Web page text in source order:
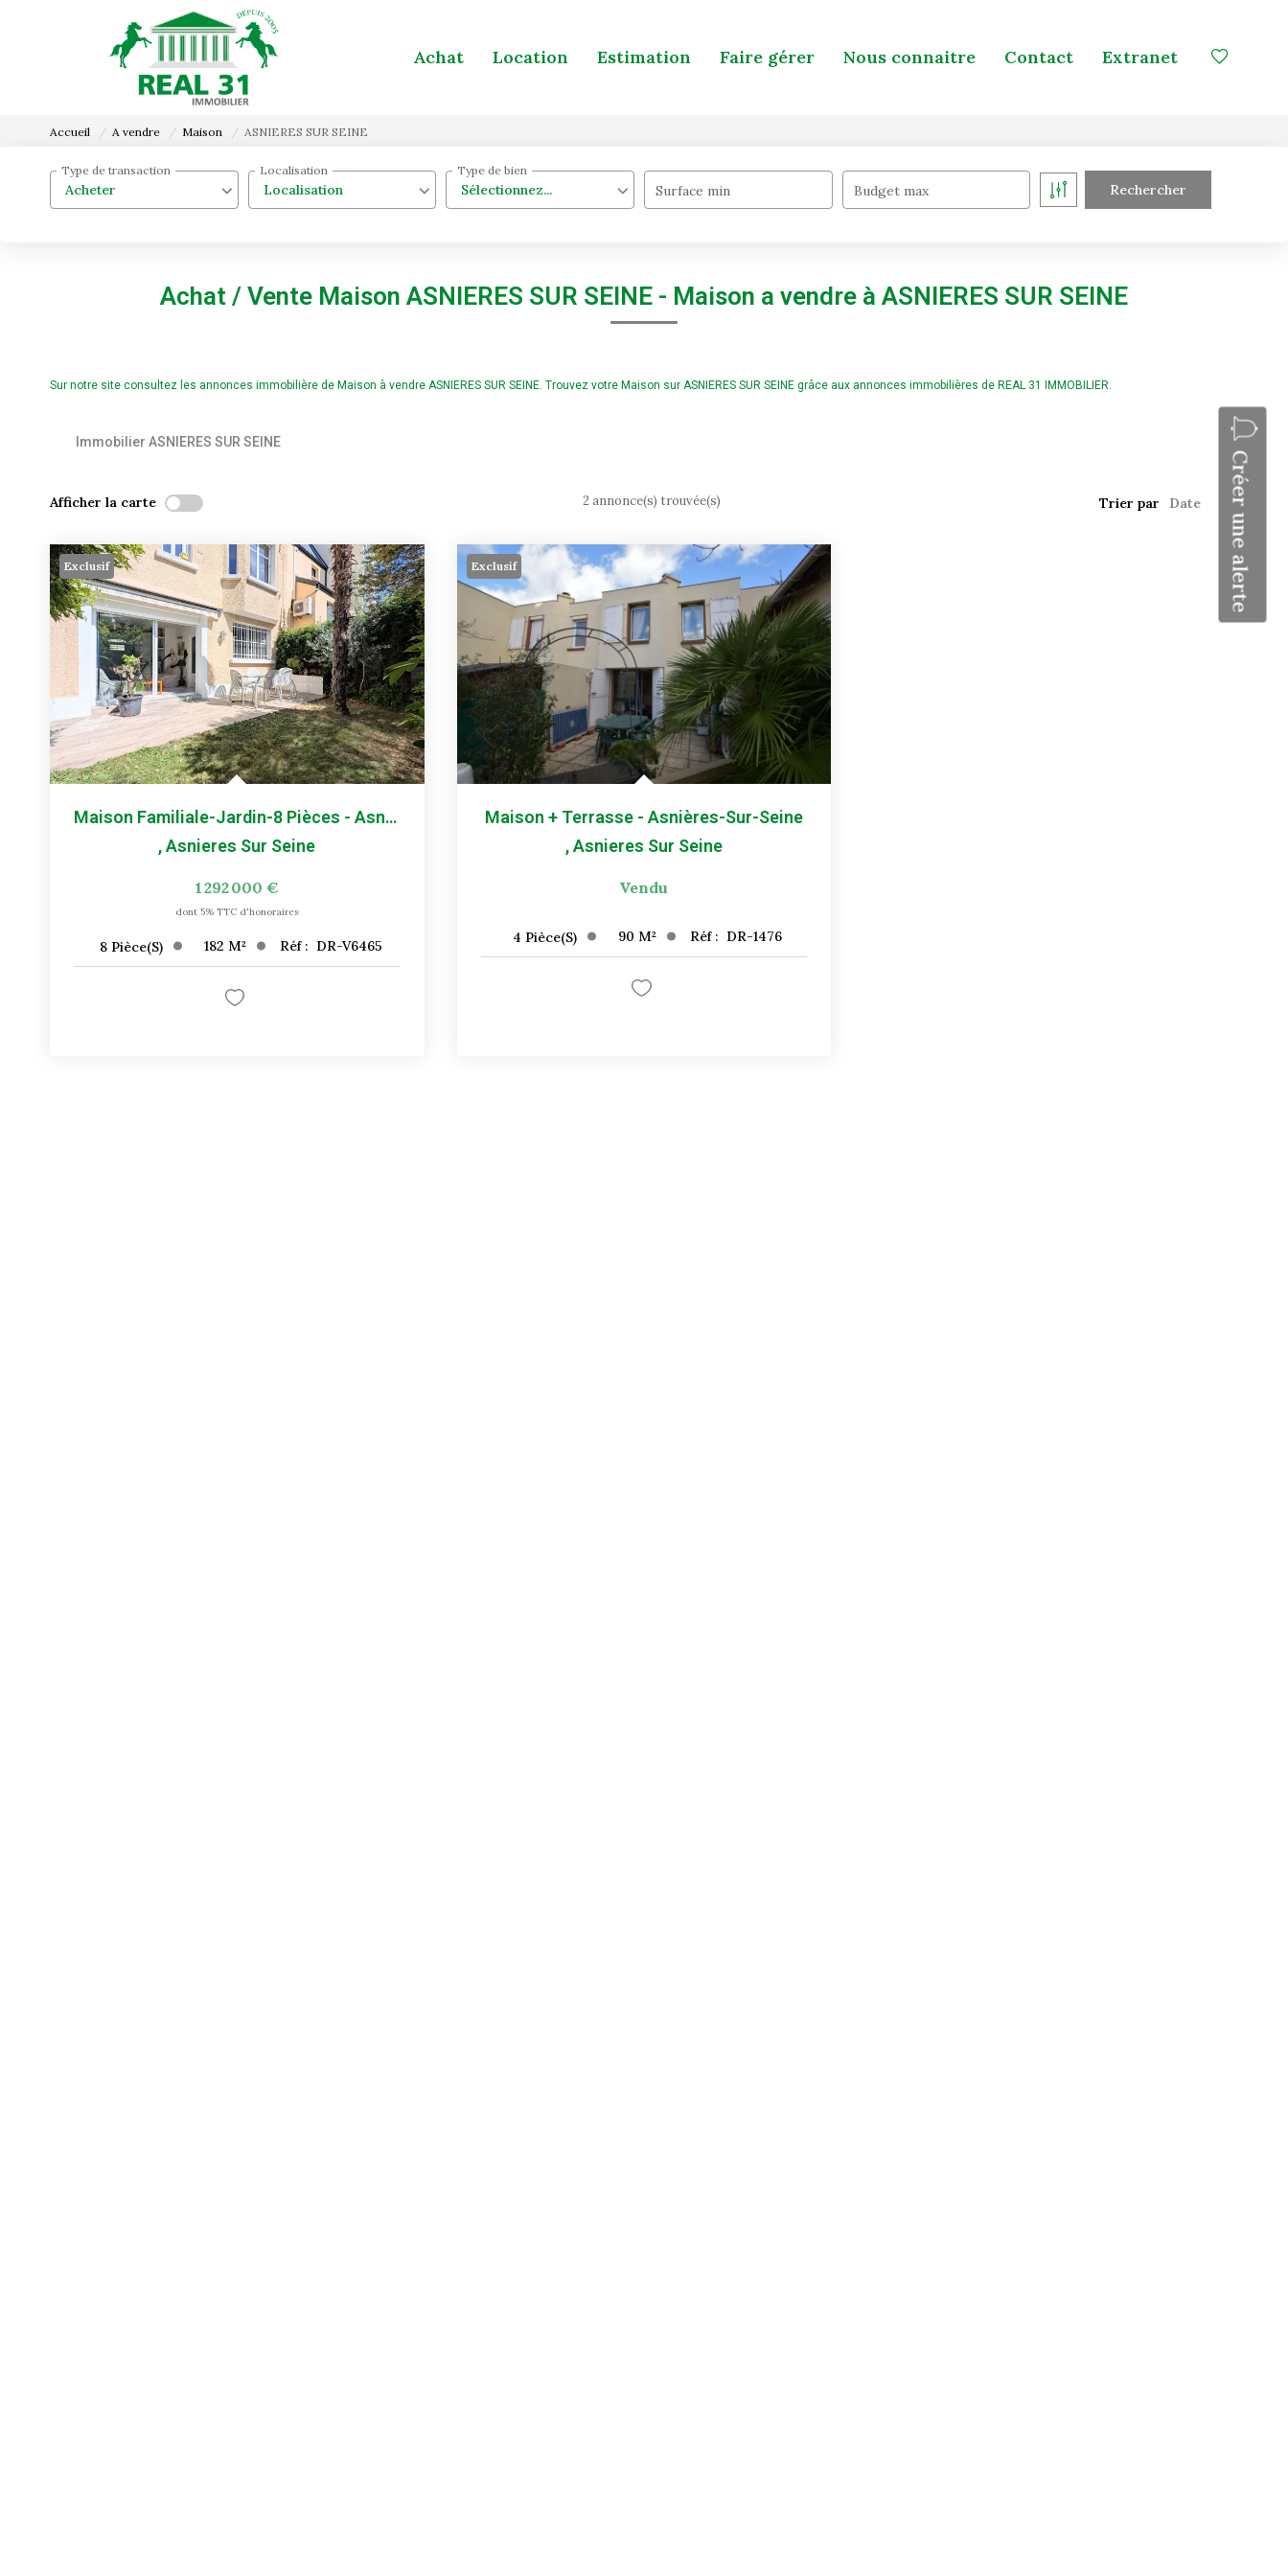
Achat Location Estimation Faire gérer Nous connaitre Contact Extranet
Accueil A vendre Maison ASNIERES SUR SEINE
Acheter
Type de transaction
Localisation
Localisation
Sélectionnez...
Type de bien
Surface min Budget max
Achat / Vente Maison ASNIERES SUR SEINE - Maison a vendre à ASNIERES SUR SEINE
Sur notre site consultez les annonces immobilière de Maison à vendre ASNIERES SUR SEINE. Trouvez votre Maison sur ASNIERES SUR SEINE grâce aux annonces immobilières de REAL 31 IMMOBILIER.
Immobilier ASNIERES SUR SEINE
Créer une alerte
Afficher la carte 2 annonce(s) trouvée(s) Trier par
Exclusif
Maison Familiale-Jardin-8 Pièces - Asnières-Sur-Seine
,Asnieres Sur Seine
1 292 000 €
dont 5% TTC d'honoraires
8 Pièce(s) 182 M² Réf : DR-V6465
Exclusif
Maison + Terrasse - Asnières-Sur-Seine
,Asnieres Sur Seine
Vendu
4 Pièce(s) 90 M² Réf : DR-1476